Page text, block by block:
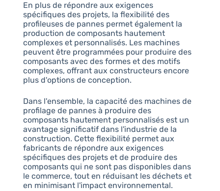
En plus de répondre aux exigences
spécifiques des projets, la flexibilité des
profileuses de pannes permet également la
production de composants hautement
complexes et personnalisés. Les machines
peuvent être programmées pour produire des
composants avec des formes et des motifs
complexes, offrant aux constructeurs encore
plus d'options de conception.
Dans l'ensemble, la capacité des machines de
profilage de pannes à produire des
composants hautement personnalisés est un
avantage significatif dans l'industrie de la
construction. Cette flexibilité permet aux
fabricants de répondre aux exigences
spécifiques des projets et de produire des
composants qui ne sont pas disponibles dans
le commerce, tout en réduisant les déchets et
en minimisant l'impact environnemental.